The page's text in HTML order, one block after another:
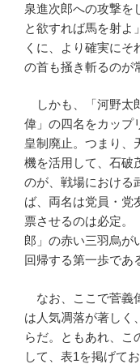
泉進次郎への攻撃を
と欲すれば馬を射よ
くに、より確実にそ
の首も掻き斬るのが
しかも、「河野太
偉」の四名をカップ
皇制廃止。つまり、
機を活用して、石破
のが、戦場における
ば、両名は党員・党
票させるのは必定
郎」の赤い三羽烏が
回帰する第一歩であ
なお、ここで菅義
は人気凋落が著しく
らだ。ともあれ、こ
して、表1を掲げてお